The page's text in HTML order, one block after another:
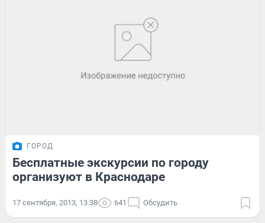
ГОРОД
Бесплатные экскурсии по городу
организуют в Краснодаре
17 сентября, 2013, 13:38 641 Обсудить